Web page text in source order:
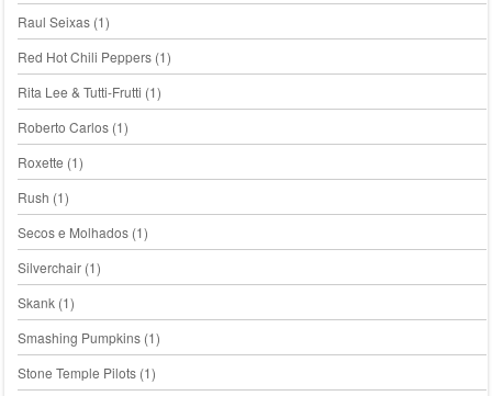
Raul Seixas(1)
Red Hot Chili Peppers(1)
Rita Lee & Tutti-Frutti (1)
Roberto Carlos(1)
Roxette (1)
Rush (1)
Secos e Molhados(1)
Silverchair(1)
Skank(1)
Smashing Pumpkins(1)
Stone Temple Pilots(1)